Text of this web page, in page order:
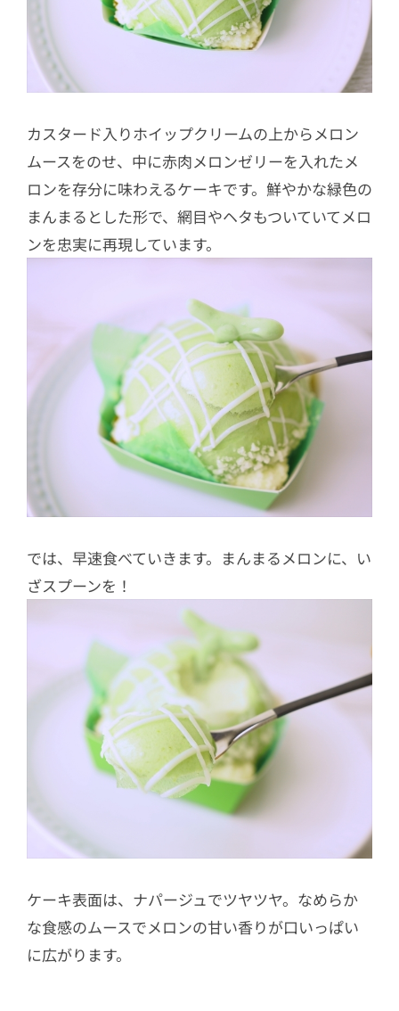
カスタード入りホイップクリームの上からメロン
ムースをのせ、中に赤肉メロンゼリーを入れたメ
ロンを存分に味わえるケーキです。鮮やかな緑色の
まんまるとした形で、網目やヘタもついていてメロ
ンを忠実に再現しています。
では、早速食べていきます。まんまるメロンに、い
ざスプーンを！
ケーキ表面は、ナパージュでツヤツヤ。なめらか
な食感のムースでメロンの甘い香りが口いっぱい
に広がります。